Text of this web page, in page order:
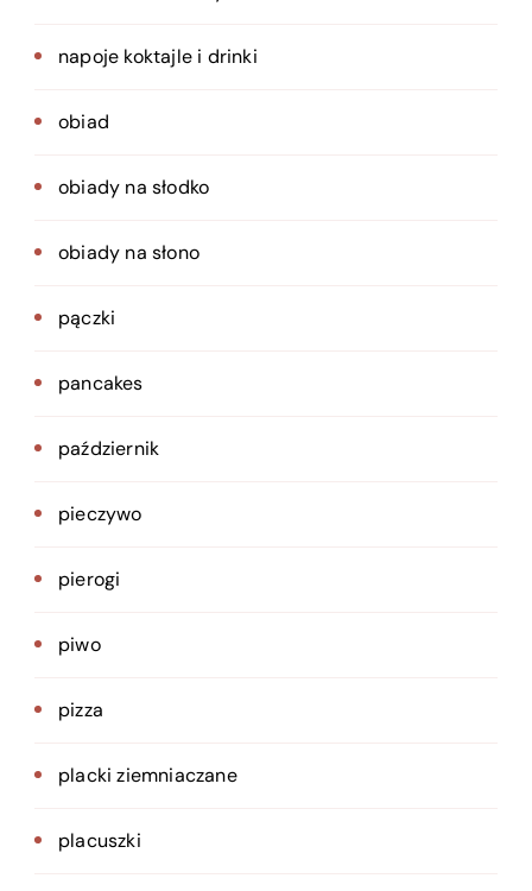
napoje koktajle i drinki
obiad
obiady na słodko
obiady na słono
pączki
pancakes
październik
pieczywo
pierogi
piwo
pizza
placki ziemniaczane
placuszki